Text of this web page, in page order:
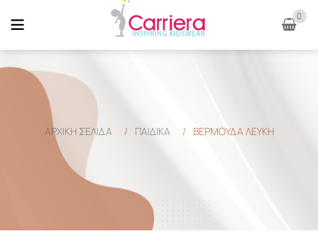
0
ΑΡΧΙΚΉ ΣΕΛΊΔΑ / ΠΑΙΔΙΚΑ / ΒΕΡΜΟΥΔΑ ΛΕΥΚΗ